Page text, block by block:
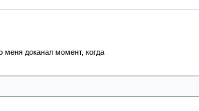
меня доканал момент, когда